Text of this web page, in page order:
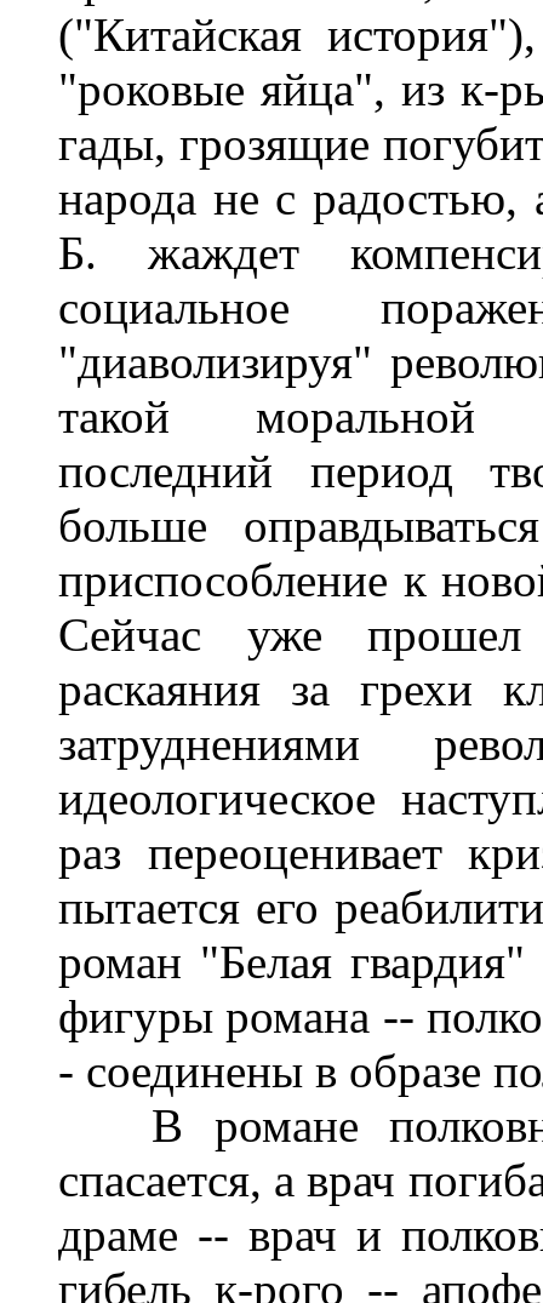
("Китайская
"роковые яйца", из к-
гады, грозящие
народа не с радостью,
Б. жаждет
социальное
"диаволизируя"
такой моральной
последний период
больше
приспособление к
Сейчас уже
раскаяния за грехи
затруднениями
идеологическое
раз переоценивает
пытается его
роман "Белая
фигуры романа --
- соединены в образе
В романе
спасается, а врач
драме -- врач и
гибель к-рого --